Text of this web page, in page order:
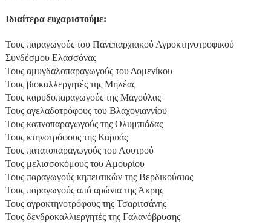
Ιδιαίτερα ευχαριστούμε:
Τους παραγωγούς του Πανεπαρχιακού Αγροκτηνοτροφικού
Συνδέσμου Ελασσόνας
Τους αμυγδαλοπαραγωγούς του Δομενίκου
Τους βιοκαλλεργητές της Μηλέας
Τους καρυδοπαραγωγούς της Μαγούλας
Τους αγελαδοτρόφους του Βλαχογιαννίου
Τους καπνοπαραγωγούς της Ολυμπιάδας
Τους κτηνοτρόφους της Καρυάς
Τους πατατοπαραγωγούς του Λουτρού
Τους μελισσοκόμους του Αμουρίου
Τους παραγωγούς κηπευτικών της Βερδικούσιας
Τους παραγωγούς από αρώνια της Άκρης
Τους αγροκτηνοτρόφους της Τσαριτσάνης
Τους δενδροκαλλιεργητές της Γαλανόβρυσης